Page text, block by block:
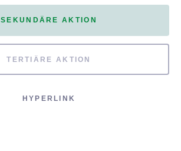
SEKUNDÄRE AKTION
TERTIÄRE AKTION
HYPERLINK